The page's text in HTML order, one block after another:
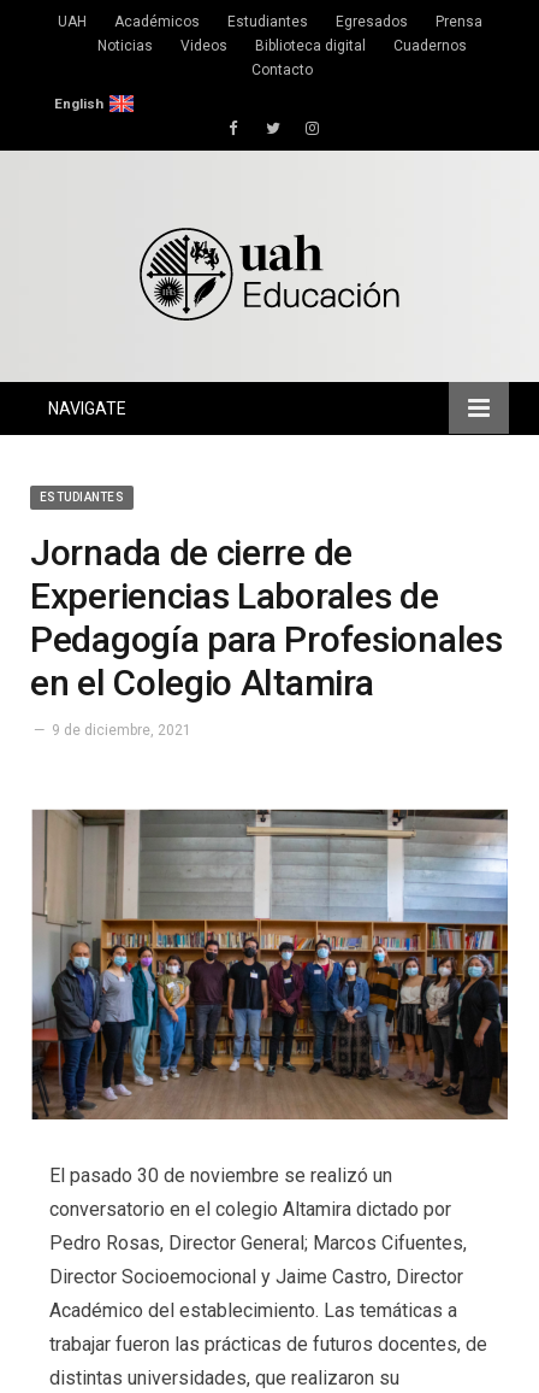
UAH Académicos Estudiantes Egresados
Prensa
Noticias
Videos Biblioteca digital
Cuadernos
Contacto
English
FacebookTwitterInstagram
NAVIGATE
ESTUDIANTES
Jornada de cierre de
Experiencias Laborales de
Pedagogía para Profesionales
en el Colegio Altamira
9 de diciembre, 2021
El pasado 30 de noviembre se realizó un
conversatorio en el colegio Altamira dictado por
Pedro Rosas, Director General; Marcos Cifuentes,
Director Socioemocional y Jaime Castro, Director
Académico del establecimiento. Las temáticas a
trabajar fueron las prácticas de futuros docentes, de
distintas universidades, que realizaron su